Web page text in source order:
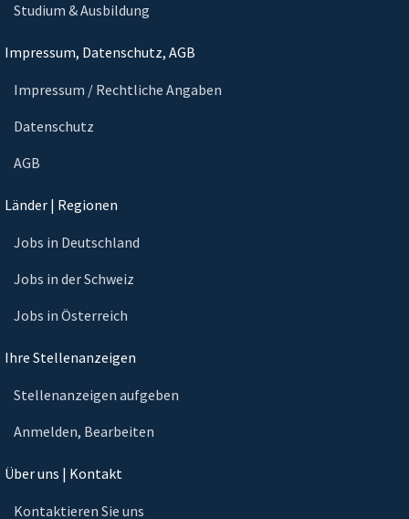
Studium & Ausbildung
Impressum, Datenschutz, AGB
Impressum / Rechtliche Angaben
Datenschutz
AGB
Länder | Regionen
Jobs in Deutschland
Jobs in der Schweiz
Jobs in Österreich
Ihre Stellenanzeigen
Stellenanzeigen aufgeben
Anmelden, Bearbeiten
Über uns | Kontakt
Kontaktieren Sie uns